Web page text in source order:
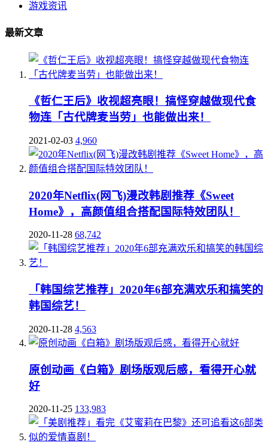
游戏资讯
最新文章
《哲仁王后》收视超亮眼！搞怪穿越做现代食
物连「古代牌麦当劳」也能做出来！
2021-02-03 4,960
2020年Netflix(网飞)漫改韩剧推荐《Sweet
Home》，高颜值组合搭配国际特效团队！
2020-11-28 68,742
「韩国综艺推荐」2020年6部充满欢乐和搞笑的
韩国综艺！
2020-11-28 4,563
原创动画《白箱》剧场版观后感，看得开心就
好
2020-11-25 133,983